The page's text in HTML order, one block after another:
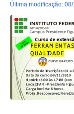
última modificação: 08/